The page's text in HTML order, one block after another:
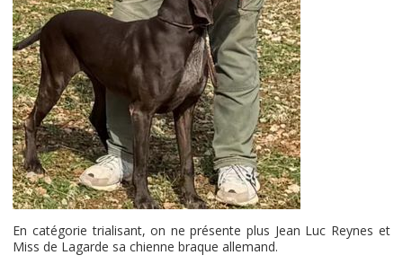
En catégorie trialisant, on ne présente plus Jean Luc Reynes et
Miss de Lagarde sa chienne braque allemand.